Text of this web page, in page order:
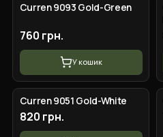
Curren 9093 Gold-Green
760 грн.
У кошик
Сurren 9051 Gold-White
820 грн.